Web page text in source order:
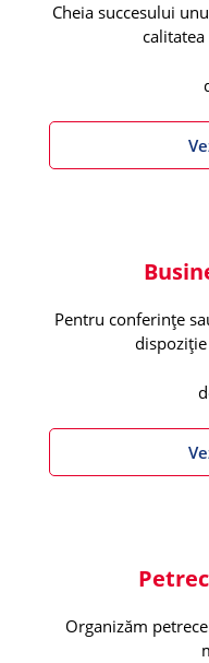
Cheia succesului
Pentru conferințe
Organizăm